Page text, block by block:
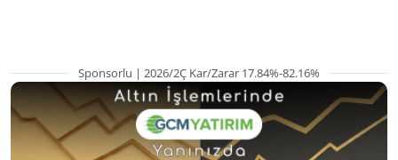
Sponsorlu | 2026/2Ç Kar/Zarar 17.84%-82.16%